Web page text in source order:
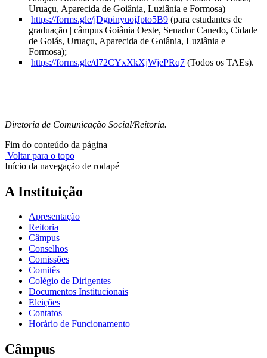
Uruaçu, Aparecida de Goiânia, Luziânia e Formosa)
https://forms.gle/jDgpinyuojJpto5B9 (para estudantes de
graduação | câmpus Goiânia Oeste, Senador Canedo, Cidade
de Goiás, Uruaçu, Aparecida de Goiânia, Luziânia e
Formosa);
https://forms.gle/d72CYxXkXjWjePRq7 (Todos os TAEs).
Diretoria de Comunicação Social/Reitoria.
Fim do conteúdo da página
Voltar para o topo
Início da navegação de rodapé
A Instituição
Apresentação
Reitoria
Câmpus
Conselhos
Comissões
Comitês
Colégio de Dirigentes
Documentos Institucionais
Eleições
Contatos
Horário de Funcionamento
Câmpus